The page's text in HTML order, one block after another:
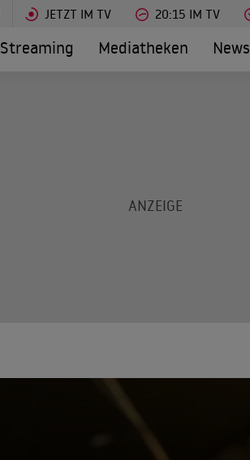
JETZT IM TV 20:15 IM TV
Streaming Mediatheken News